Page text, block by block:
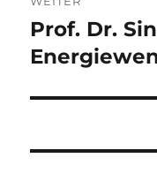
Nächster
Beitrag:
Prof. Dr.